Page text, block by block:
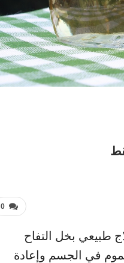
0
طبيعي بخل التفاح
في الجسم وإعادة